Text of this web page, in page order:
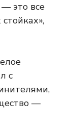
это все
с
—